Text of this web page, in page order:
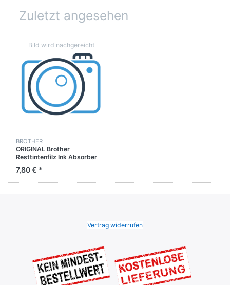
Zuletzt angesehen
BROTHER
ORIGINAL Brother
Resttintenfilz Ink Absorber
7,80 € *
Vertrag widerrufen